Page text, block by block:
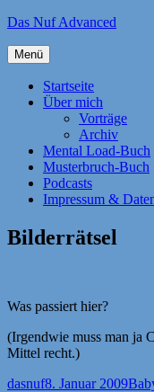
Zum
springen
Das Nuf Advanced
Menü
Startseite
Über mich
Vorträge
Archiv
Mental Load-Buch
Musterbruch-Buch
Podcasts
Impressum &
Bilderrätsel
Was passiert hier?
(Irgendwie muss man ja
Mittel recht.)
Autor
dasnufVeröffentlicht
8. Januar 2009